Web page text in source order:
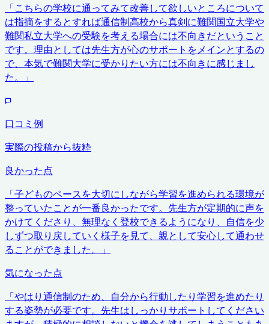
「こちらの学校に通ってみて改善して欲しいところについて
は指摘をするとすれば通信制高校から真剣に難関国立大学や
難関私立大学への受験を考える場合には不向きだということ
です。理由としては先生方が心のサポートをメインとするの
で、本気で難関大学に受かりたい方には不向きに感じまし
た。
」
口コミ例
実際の投稿から抜粋
良かった点
「子どものペースを大切にしながら学習を進められる環境が
整っていたことが一番良かったです。先生方が定期的に声を
かけてくださり、無理なく登校できるようになり、自信を少
しずつ取り戻していく様子を見て、親として安心して通わせ
ることができました。
」
気になった点
「やはり通信制のため、自分から行動したり学習を進めたり
する姿勢が必要です。先生はしっかりサポートしてください